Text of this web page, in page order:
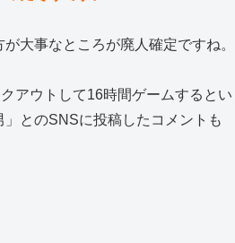
大事なところが廃人確定ですね。
アウトして16時間ゲームするとい
」とのSNSに投稿したコメントも